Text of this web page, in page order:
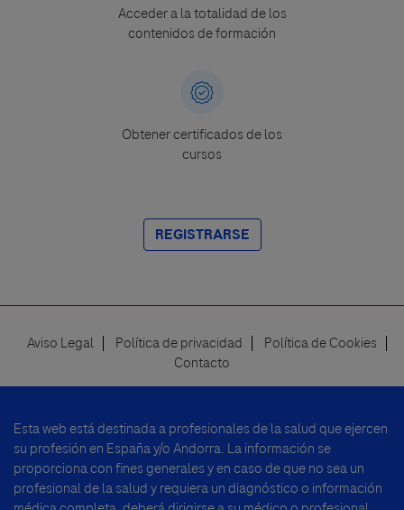
Acceder a la totalidad de los
contenidos de formación
Obtener certificados de los
cursos
REGISTRARSE
Aviso Legal Política de privacidad
Política de Cookies
Contacto
Esta web está destinada a profesionales de la salud que ejercen
su profesión en España y/o Andorra. La información se
proporciona con fines generales y en caso de que no sea un
profesional de la salud y requiera un diagnóstico o información